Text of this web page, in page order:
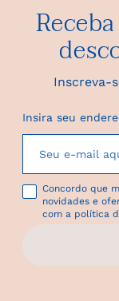
Inscreva-
Insira seu
Concordo que
novidades e
com a política